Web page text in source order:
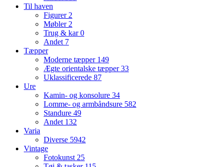
Til haven
Figurer 2
Møbler 2
Trug & kar0
Andet 7
Tæpper
Moderne tæpper 149
Ægte orientalske tæpper33
Uklassificerede 87
Ure
Kamin- og konsolure 34
Lomme- og armbåndsure 582
Standure 49
Andet 132
Varia
Diverse 5942
Vintage
Fotokunst 25